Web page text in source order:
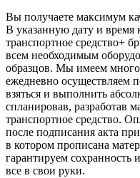
Вы получаете максимум
В указанную дату и время
транспортное средство+
всем необходимым
образцов. Мы имеем
ежедневно осуществляем
взяться и выполнить
спланировав, разработав
транспортное средство.
после подписания акта
в котором прописана
гарантируем сохранность
все в свои руки.